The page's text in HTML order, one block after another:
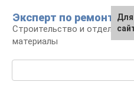
контенту
Эксперт по ремонту
Строительство и отделка:
материалы